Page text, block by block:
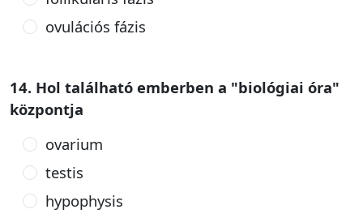
ovulációs fázis
14. Hol található emberben a "biológiai óra"
központja
ovarium
testis
hypophysis